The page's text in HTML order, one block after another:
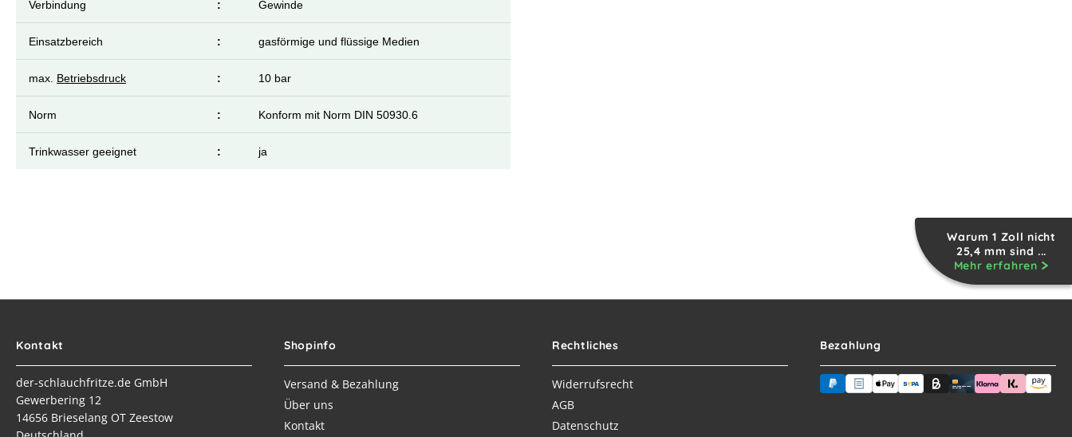
Warum 1 Zoll nicht
25,4 mm sind ...
Mehr erfahren
Verbindung : Gewinde
Einsatzbereich : gasförmige und flüssige Medien
max. Betriebsdruck : 10 bar
Norm : Konform mit Norm DIN 50930.6
Trinkwasser geeignet : ja
Kontakt
der-schlauchfritze.de GmbH
Gewerbering 12
14656 Brieselang OT Zeestow
Shopinfo
Versand & Bezahlung
Über uns
Kontakt
Rechtliches
Widerrufsrecht
AGB
Datenschutz
Bezahlung
PayPalRechnungskauf (für Behörden)
Apple PayBanküberweisung (vorab)
Rechnungskauf (Billie)
Kreditkarte
Rechnung